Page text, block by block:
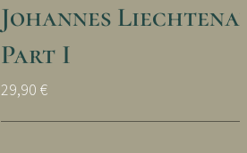
Johannes
Part I
29,90 €